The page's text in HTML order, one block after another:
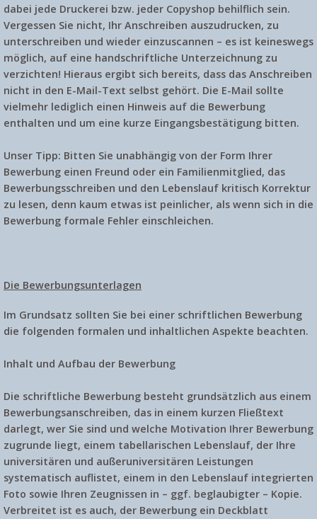
dabei jede Druckerei bzw. jeder Copyshop behilflich sein.
Vergessen Sie nicht, Ihr Anschreiben auszudrucken, zu
unterschreiben und wieder einzuscannen – es ist keineswegs
möglich, auf eine handschriftliche Unterzeichnung zu
verzichten! Hieraus ergibt sich bereits, dass das Anschreiben
nicht in den E-Mail-Text selbst gehört. Die E-Mail sollte
vielmehr lediglich einen Hinweis auf die Bewerbung
enthalten und um eine kurze Eingangsbestätigung bitten.
Unser Tipp: Bitten Sie unabhängig von der Form Ihrer
Bewerbung einen Freund oder ein Familienmitglied, das
Bewerbungsschreiben und den Lebenslauf kritisch Korrektur
zu lesen, denn kaum etwas ist peinlicher, als wenn sich in die
Bewerbung formale Fehler einschleichen.
Die Bewerbungsunterlagen
Im Grundsatz sollten Sie bei einer schriftlichen Bewerbung
die folgenden formalen und inhaltlichen Aspekte beachten.
Inhalt und Aufbau der Bewerbung
Die schriftliche Bewerbung besteht grundsätzlich aus einem
Bewerbungsanschreiben, das in einem kurzen Fließtext
darlegt, wer Sie sind und welche Motivation Ihrer Bewerbung
zugrunde liegt, einem tabellarischen Lebenslauf, der Ihre
universitären und außeruniversitären Leistungen
systematisch auflistet, einem in den Lebenslauf integrierten
Foto sowie Ihren Zeugnissen in – ggf. beglaubigter – Kopie.
Verbreitet ist es auch, der Bewerbung ein Deckblatt